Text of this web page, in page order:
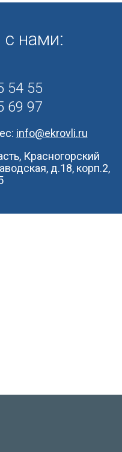
нами:
54 55
69 97
info@ekrovli.ru
Красногорский
д.18, корп.2,